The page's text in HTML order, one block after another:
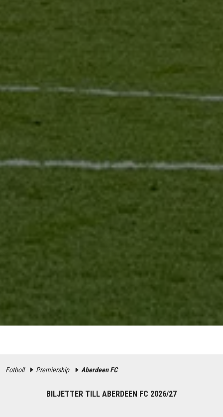
Fotboll Premiership Aberdeen FC
BILJETTER TILL ABERDEEN FC 2026/27